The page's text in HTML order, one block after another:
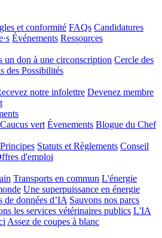
et conformité FAQs Candidatures
Événements Ressources
un don à une circonscription Cercle des
des Possibilités
notre infolettre Devenez membre
Caucus vert Évenements Blogue du Chef
Principes Statuts et Règlements Conseil
d'emploi
Transports en commun L'énergie
Une superpuissance en énergie
de données d’IA Sauvons nos parcs
les services vétérinaires publics L'IA
Assez de coupes à blanc